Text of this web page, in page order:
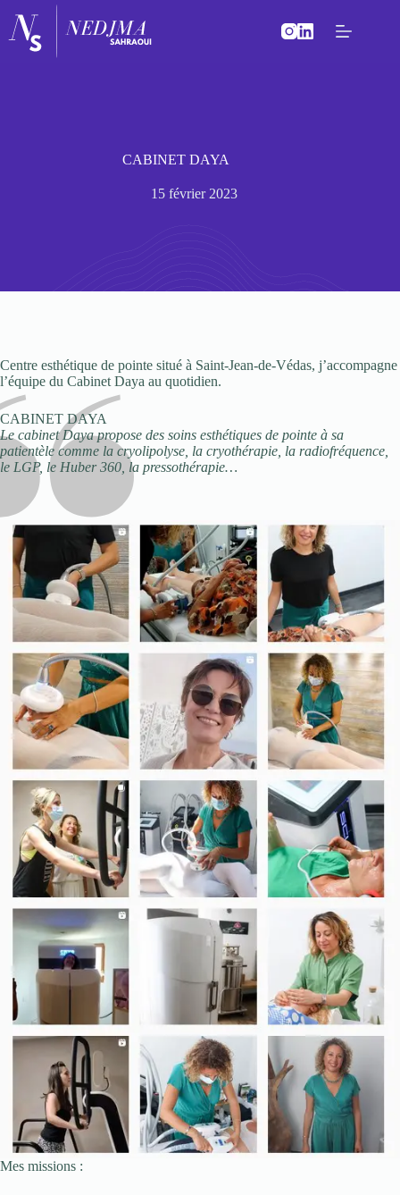
contenu
CABINET DAYA
15 février 2023
Centre esthétique de pointe situé à Saint-Jean-de-Védas, j’accompagne
l’équipe du Cabinet Daya au quotidien.
CABINET DAYA
Le cabinet Daya propose des soins esthétiques de pointe à sa
patientèle comme la cryolipolyse, la cryothérapie, la radiofréquence,
le LGP, le Huber 360, la pressothérapie…
Mes missions :